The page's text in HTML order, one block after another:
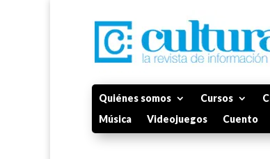
Quiénes somos Cursos
Música
Videojuegos Cuento